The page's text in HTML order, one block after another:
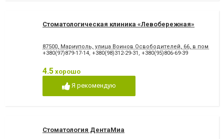
Стоматологическая клиника «Левобережная»
87500, Мариуполь, улица Воинов Освободителей, 66, в
+380(97)879-17-14, +380(98)312-29-31 , +380(95)806-69-39
4.5 хорошо
Я рекомендую
Стоматология ДентаМиа